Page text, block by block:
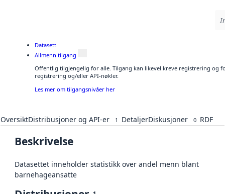
Datasett
Allmenn tilgang
Offentlig tilgjengelig for alle. Tilgang kan likevel kreve registrering og
registrering og/eller API-nøkler.
Les mer om tilgangsnivåer her
OversiktDistribusjoner og API-er 1 DetaljerDiskusjoner 0 RDF
Beskrivelse
Datasettet inneholder statistikk over andel menn blant
barnehageansatte